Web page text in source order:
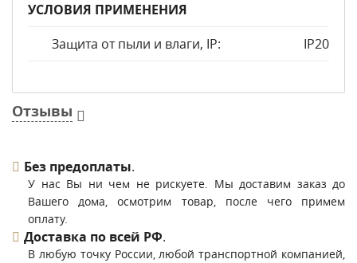
УСЛОВИЯ ПРИМЕНЕНИЯ
Защита от пыли и влаги, IP:
IP20
Отзывы
Без предоплаты.
У нас Вы ни чем не рискуете. Мы доставим заказ до
Вашего дома, осмотрим товар, после чего примем
оплату.
Доставка по всей РФ.
В любую точку России, любой транспортной компанией,